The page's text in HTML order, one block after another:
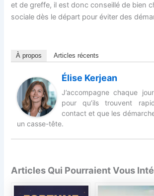
et de greffe, il est donc conseillé de bien
sociale dès le départ pour éviter des
À propos Articles récents
Élise Kerjean
J’accompagne chaque
pour qu’ils trouvent
contact et que les
un casse-tête.
Articles Qui Pourraient Vous